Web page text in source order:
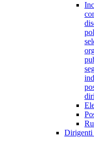
Dirigenti